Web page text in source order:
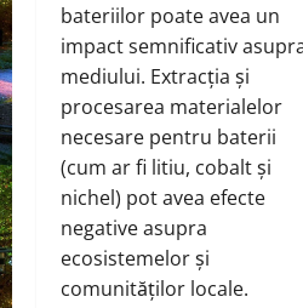
bateriilor poate avea un
impact semnificativ
mediului. Extracția și
procesarea materialelor
necesare pentru baterii
(cum ar fi litiu, cobalt și
nichel) pot avea efecte
negative asupra
ecosistemelor și
comunităților locale.